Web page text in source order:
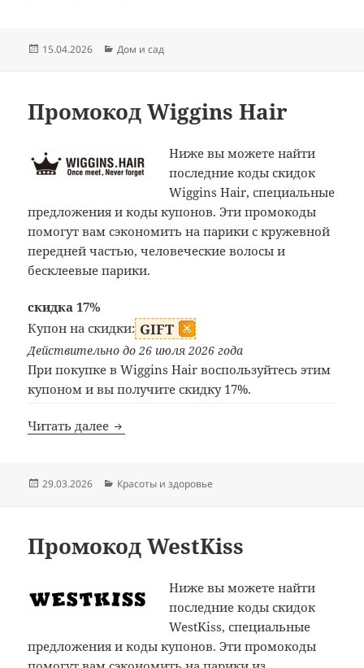
Опубликовано
15.04.2026 Рубрики
Дом и сад
Промокод Wiggins Hair
Ниже вы можете найти
последние коды скидок
Wiggins Hair, специальные
предложения и коды купонов. Эти промокоды
помогут вам сэкономить на парики с кружевной
передней частью, человеческие волосы и
бесклеевые парики.
скидка 17%
Купон на скидки: GIFT
Действительно до 26 июля 2026 года
При покупке в Wiggins Hair воспользуйтесь этим
купоном и вы получите скидку 17%.
Читать далее Промокод Wiggins Hair
Опубликовано
29.03.2026 Рубрики
Красоты и здоровье
Промокод WestKiss
Ниже вы можете найти
последние коды скидок
WestKiss, специальные
предложения и коды купонов. Эти промокоды